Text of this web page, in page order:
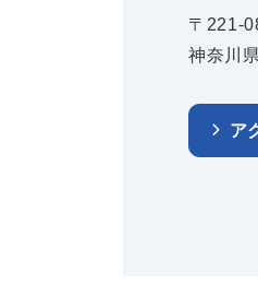
〒221-
神奈川
ア